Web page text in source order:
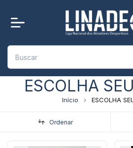
ESCOLHA
Início ESCOLHA
Ordenar